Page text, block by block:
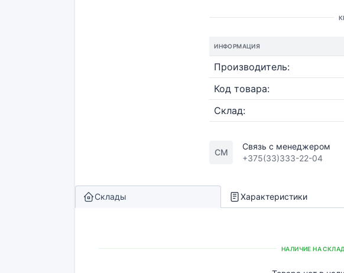
ИНФОРМАЦИЯ
Производитель:
Код товара:
Склад:
СМ
Связь с менеджером
+375(33)333-22-04
Склады Характеристики
НАЛИЧИЕ НА